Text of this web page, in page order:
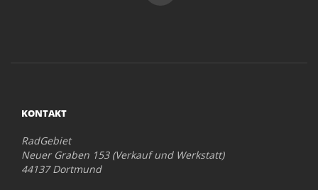
KONTAKT
RadGebiet
Neuer Graben 153 (Verkauf und Werkstatt)
44137 Dortmund